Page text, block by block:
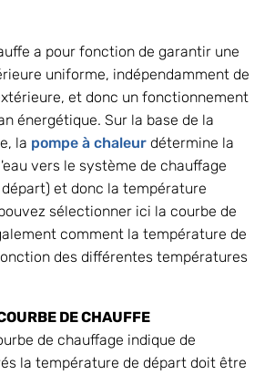
a pour fonction de garantir une
uniforme, indépendamment de
et donc un fonctionnement
énergétique. Sur la base de la
la pompe à chaleur détermine la
vers le système de chauffage
et donc la température
sélectionner ici la courbe de
comment la température de
des différentes températures
DE CHAUFFE
de chauffage indique de
la température de départ doit être